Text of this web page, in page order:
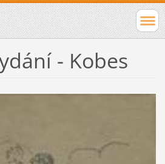
- Kobes